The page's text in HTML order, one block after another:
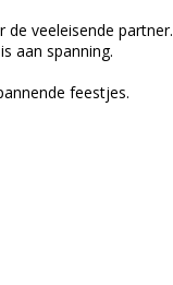
de veeleisende partner.
aan spanning.
feestjes.